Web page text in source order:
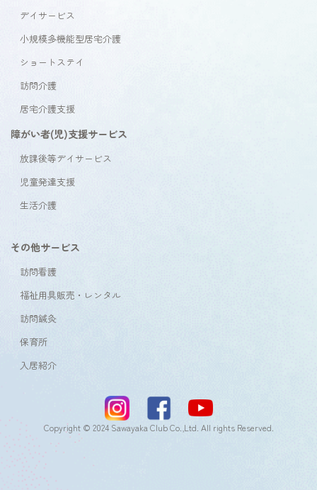
デイサービス
小規模多機能型居宅介護
ショートステイ
訪問介護
居宅介護支援
障がい者(児)支援サービス
放課後等デイサービス
児童発達支援
生活介護
その他サービス
訪問看護
福祉用具販売・レンタル
訪問鍼灸
保育所
入居紹介
Copyright © 2024 Sawayaka Club Co.,Ltd. All rights Reserved.